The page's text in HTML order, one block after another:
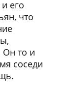
его
что
Он то и
соседи